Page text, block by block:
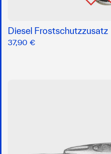
Diesel Frostschutzzusatz
37,90 €